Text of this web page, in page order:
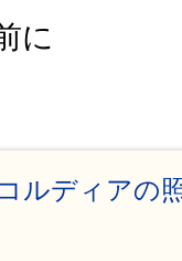
に
ルディアの